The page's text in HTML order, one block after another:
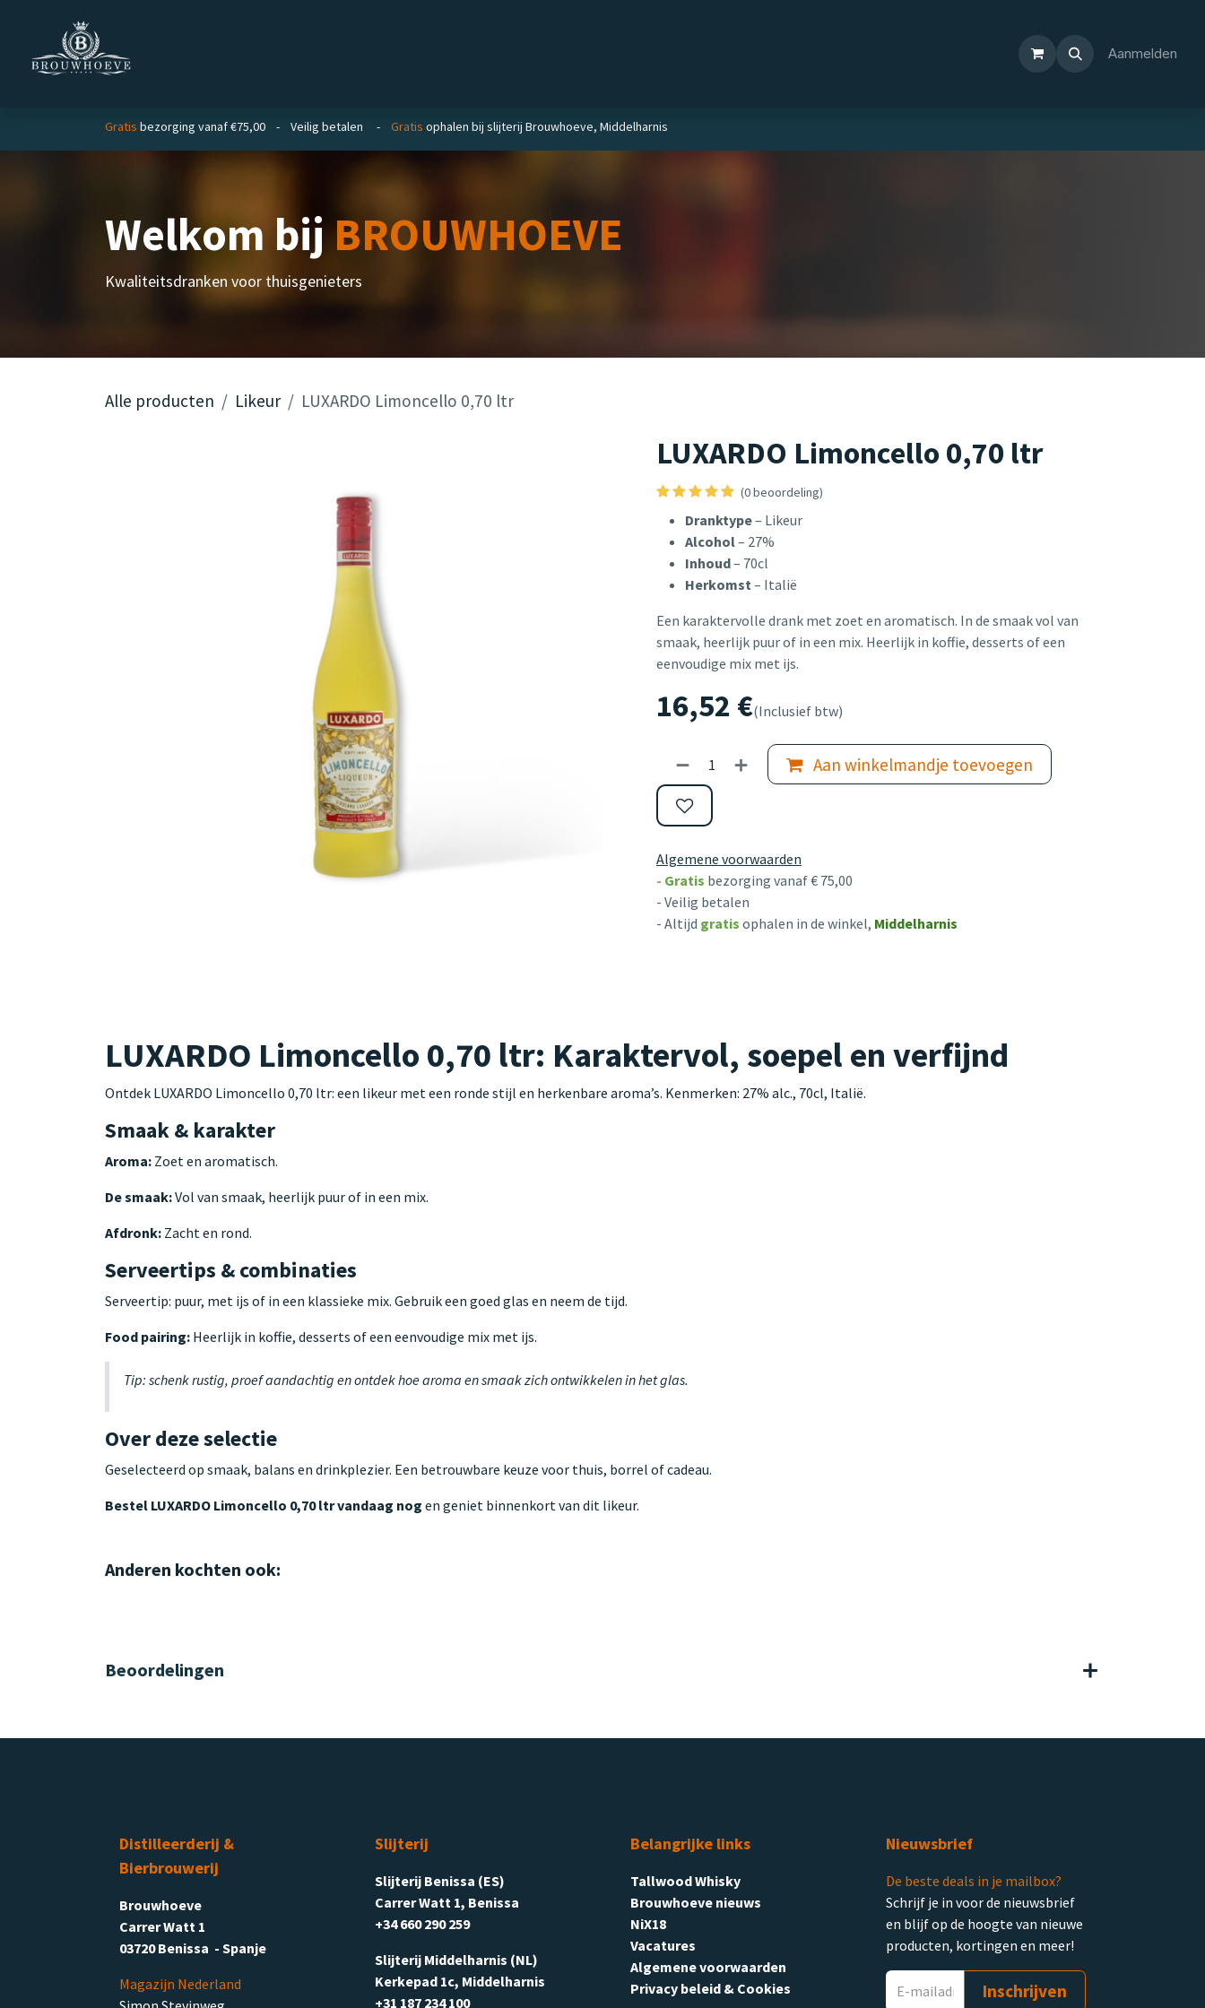
Aanmelden
Gratis bezorging vanaf €75,00 - Veilig betalen - Gratis ophalen bij slijterij Brouwhoeve, Middelharnis
Welkom bijBROUWHOEVE
Kwaliteitsdranken voor thuisgenieters
Alle producten Likeur LUXARDO Limoncello 0,70 ltr
LUXARDO Limoncello 0,70 ltr
(0 beoordeling)
Dranktype– Likeur
Alcohol– 27%
Inhoud– 70cl
Herkomst– Italië
Een karaktervolle drank met zoet en aromatisch. In de smaak vol van
smaak, heerlijk puur of in een mix. Heerlijk in koffie, desserts of een
eenvoudige mix met ijs.
16,52 €(Inclusief btw)
Aan winkelmandje toevoegen
Algemene voorwaarden
- Gratis bezorging vanaf € 75,00
- Veilig betalen
- Altijd gratis ophalen in de winkel, Middelharnis
LUXARDO Limoncello 0,70 ltr: Karaktervol, soepel en verfijnd
Ontdek LUXARDO Limoncello 0,70 ltr: een likeur met een ronde stijl en herkenbare aroma’s. Kenmerken: 27% alc., 70cl, Italië.
Smaak & karakter
Aroma: Zoet en aromatisch.
De smaak:Vol van smaak, heerlijk puur of in een mix.
Afdronk: Zacht en rond.
Serveertips & combinaties
Serveertip: puur, met ijs of in een klassieke mix. Gebruik een goed glas en neem de tijd.
Food pairing: Heerlijk in koffie, desserts of een eenvoudige mix met ijs.
Tip: schenk rustig, proef aandachtig en ontdek hoe aroma en smaak zich ontwikkelen in het glas.
Over deze selectie
Geselecteerd op smaak, balans en drinkplezier. Een betrouwbare keuze voor thuis, borrel of cadeau.
Bestel LUXARDO Limoncello 0,70 ltr vandaag nog en geniet binnenkort van dit likeur.
Anderen kochten ook:
Beoordelingen
Distilleerderij &
Bierbrouwerij
Brouwhoeve
Carrer Watt 1
03720 Benissa - Spanje
Magazijn Nederland
Slijterij
Slijterij Benissa (ES)
Carrer Watt 1, Benissa
+34 660 290 259
Slijterij Middelharnis (NL)
Kerkepad 1c, Middelharnis
+31 187 234 100
Belangrijke links
Tallwood Whisky
Brouwhoeve nieuws
NiX18
Vacatures
Algemene voorwaarden
Privacy beleid & Cookies
Nieuwsbrief
De beste deals in je mailbox?
Schrijf je in voor de nieuwsbrief
en blijf op de hoogte van nieuwe
producten, kortingen en meer!
Inschrijven